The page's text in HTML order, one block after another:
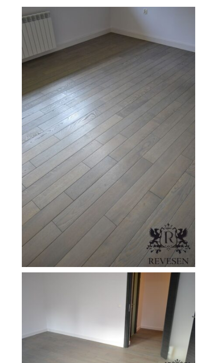
O Firmie Revesen
Kolekcje
Klasy Podłóg
Patronat
Cennik
Galeria
Gwarancja
FILEXO
Kontakt